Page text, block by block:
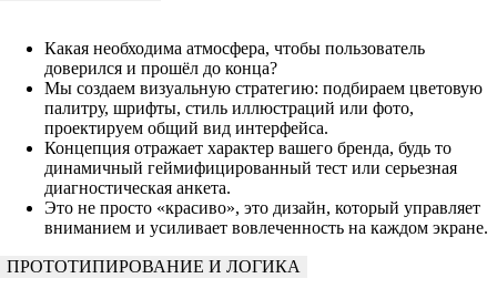
Какая необходима атмосфера, чтобы пользователь
доверился и прошёл до конца?
Мы создаем визуальную стратегию: подбираем цветовую
палитру, шрифты, стиль иллюстраций или фото,
проектируем общий вид интерфейса.
Концепция отражает характер вашего бренда, будь то
динамичный геймифицированный тест или серьезная
диагностическая анкета.
Это не просто «красиво», это дизайн, который управляет
вниманием и усиливает вовлеченность на каждом экране.
ПРОТОТИПИРОВАНИЕ И ЛОГИКА